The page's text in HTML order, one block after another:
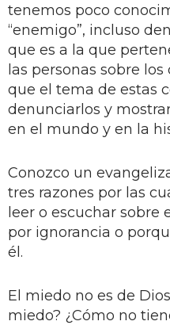
tenemos poco
“enemigo”, incluso
que es a la que
las personas sobre
que el tema de estas
denunciarlos y
en el mundo y en la
Conozco un
tres razones por las
leer o escuchar sobre
por ignorancia o
él.
El miedo no es de
miedo? ¿Cómo no